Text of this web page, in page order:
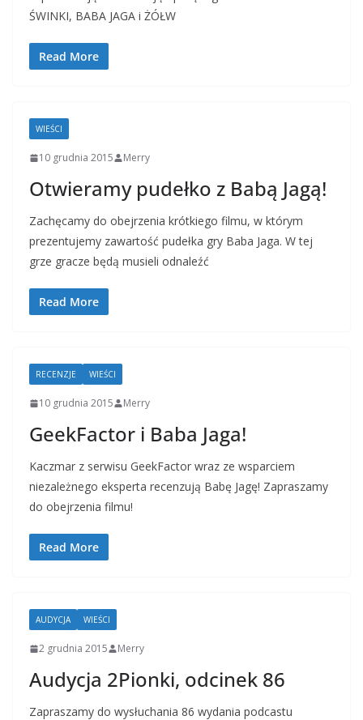
ŚWINKI, BABA JAGA i ŻÓŁW
Read More
WIEŚCI
10 grudnia 2015 Merry
Otwieramy pudełko z Babą Jagą!
Zachęcamy do obejrzenia krótkiego filmu, w którym
prezentujemy zawartość pudełka gry Baba Jaga. W tej
grze gracze będą musieli odnaleźć
Read More
RECENZJE WIEŚCI
10 grudnia 2015 Merry
GeekFactor i Baba Jaga!
Kaczmar z serwisu GeekFactor wraz ze wsparciem
niezależnego eksperta recenzują Babę Jagę! Zapraszamy
do obejrzenia filmu!
Read More
AUDYCJA WIEŚCI
2 grudnia 2015 Merry
Audycja 2Pionki, odcinek 86
Zapraszamy do wysłuchania 86 wydania podcastu